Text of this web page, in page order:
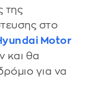
της
στο
Motor
και θα
για να